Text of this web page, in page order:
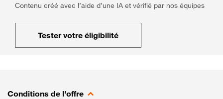
Contenu créé avec l’aide d’une IA et vérifié par nos équipes
Tester votre éligibilité
Conditions de l'offre